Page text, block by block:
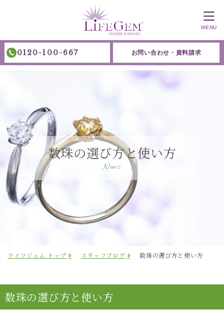
0120-100-667 お問い合わせ・資料請求
MENU
数珠の選び方と使い方
News
ライフジェム トップ スタッフブログ 数珠の選び方と使い方
数珠の選び方と使い方